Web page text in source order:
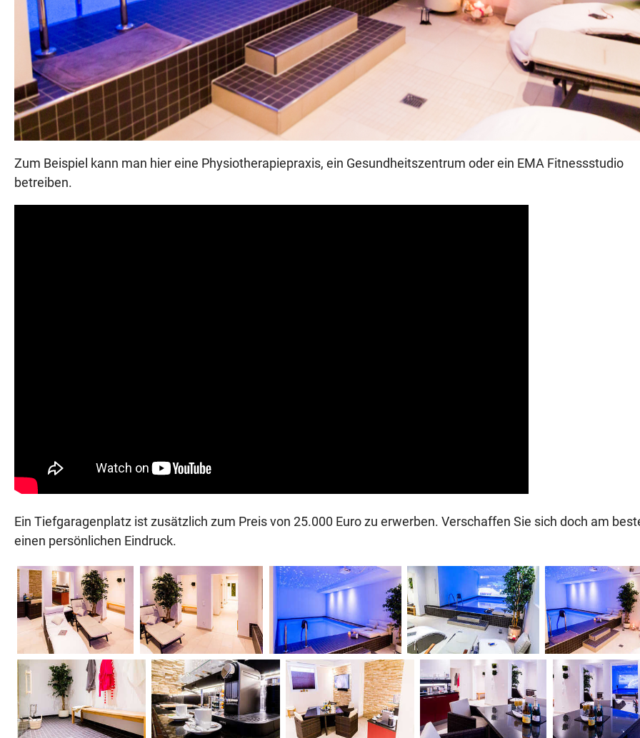
Zum Beispiel kann man hier eine Physiotherapiepraxis, ein Gesundheitszentrum oder ein EMA Fitnessstudio
betreiben.
Ein Tiefgaragenplatz ist zusätzlich zum Preis von 25.000 Euro zu erwerben. Verschaffen Sie sich doch am
einen persönlichen Eindruck.